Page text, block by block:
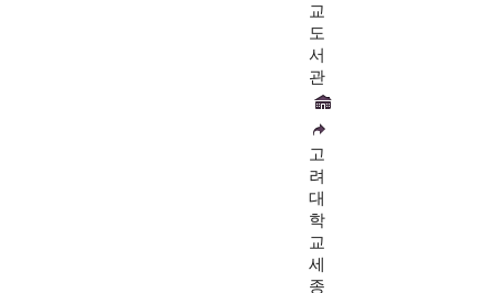
교
도
서
관
고
려
대
학
교
세
종